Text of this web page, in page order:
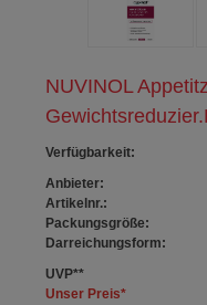
NUVINOL
Verfügbarkeit:
Anbieter:
Artikelnr.:
Packungsgröße:
Darreichungsform:
UVP**
Unser Preis*